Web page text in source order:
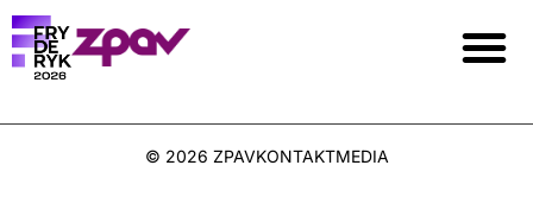
© 2026 ZPAVKONTAKTMEDIA